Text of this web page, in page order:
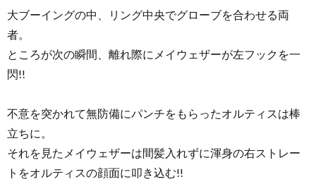
大ブーイングの中、リング中央でグローブを合わせる両
者。
ところが次の瞬間、離れ際にメイウェザーが左フックを一
閃!!
不意を突かれて無防備にパンチをもらったオルティスは棒
立ちに。
それを見たメイウェザーは間髪入れずに渾身の右ストレー
トをオルティスの顔面に叩き込む!!